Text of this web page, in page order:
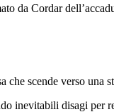
da Cordar
scende verso una
inevitabili disagi per